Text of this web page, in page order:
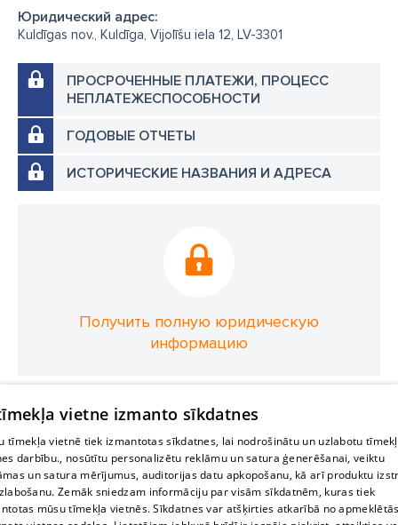
Юридический адрес:
Kuldīgas nov., Kuldīga, Vijolīšu iela 12, LV-3301
ПРОСРОЧЕННЫЕ ПЛАТЕЖИ, ПРОЦЕСС
НЕПЛАТЕЖЕСПОСОБНОСТИ
ГОДОВЫЕ ОТЧЕТЫ
ИСТОРИЧЕСКИЕ НАЗВАНИЯ И АДРЕСА
Получить полную юридическую
информацию
vietne izmanto sīkdatnes
tīmekļa vietnē tiek izmantotas sīkdatnes, lai nodrošinātu un uzlabotu
darbību., nosūtītu personalizētu reklāmu un satura ģenerēšanai, veiktu
un satura mērījumus, auditorijas datu apkopošanu, kā arī produktu
Zemāk sniedzam informāciju par visām sīkdatnēm, kuras tiek
mūsu tīmekļa vietnēs. Sīkdatnes var atšķirties atkarībā no